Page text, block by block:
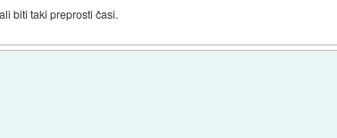
biti taki preprosti časi.